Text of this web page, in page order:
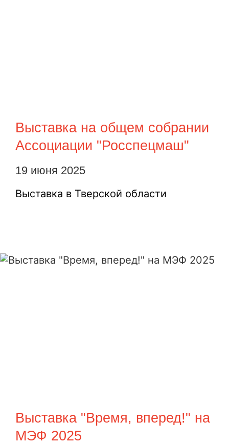
Выставка на общем собрании
Ассоциации "Росспецмаш"
19 июня 2025
Выставка в Тверской области
Выставка "Время, вперед!" на
МЭФ 2025